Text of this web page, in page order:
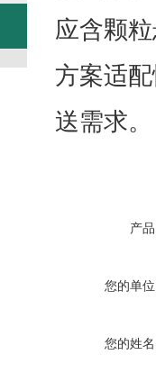
应含颗
方案适
送需求。
产
您的单
您的姓